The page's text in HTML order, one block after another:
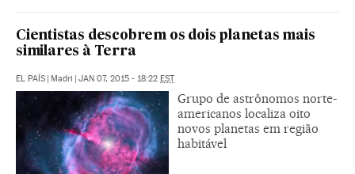
Cientistas descobrem os dois planetas mais
similares à Terra
EL PAÍS Madri JAN 07, 2015 - 18:22 EST
Grupo de astrônomos norte-
americanos localiza oito
novos planetas em região
habitável